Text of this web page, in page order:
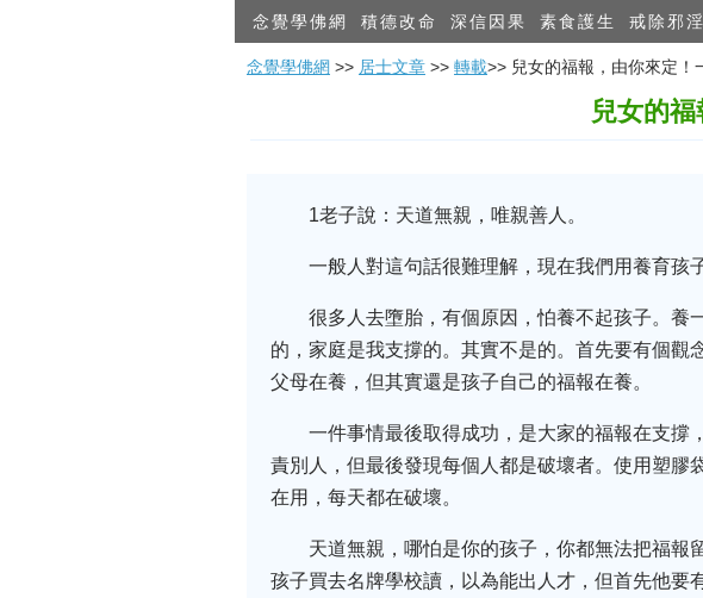
念覺學佛網 積德改命 深信因果 素食護生 戒除邪淫
念覺學佛網 >> 居士文章 >> 轉載>> 兒女的福報，由你來定！
兒女的
1老子說：天道無親，唯親善人。
一般人對這句話很難理解，現在我們用養育孩
很多人去墮胎，有個原因，怕養不起孩子。養
的，家庭是我支撐的。其實不是的。首先要有個
父母在養，但其實還是孩子自己的福報在養。
一件事情最後取得成功，是大家的福報在支撐
責別人，但最後發現每個人都是破壞者。使用塑
在用，每天都在破壞。
天道無親，哪怕是你的孩子，你都無法把福報
孩子買去名牌學校讀，以為能出人才，但首先他要